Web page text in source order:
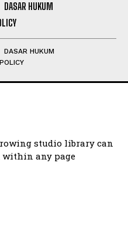
DASAR HUKUM
DASAR HUKUM
studio library can
within any page